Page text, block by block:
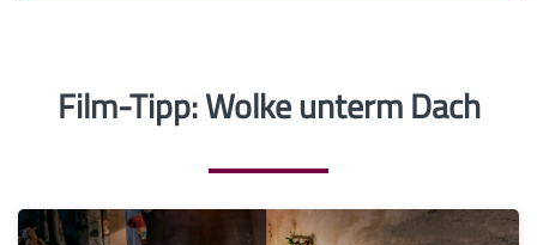
Film-Tipp: Wolke unterm Dach